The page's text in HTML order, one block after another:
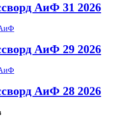
АиФ 31 2026
АиФ 29 2026
АиФ 28 2026